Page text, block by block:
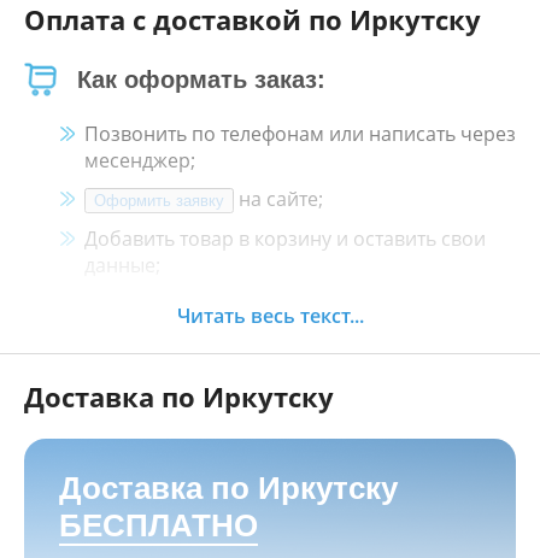
Оплата с доставкой по Иркутску
Как оформать заказ:
Позвонить по телефонам или написать через
месенджер;
Оформить заявку
на сайте;
Добавить товар в корзину и оставить свои
данные;
Менеджер свяжется с Вами в течение 30
Как оплатить:
Наличными, пластиковой картой, кредитной
картой и картой ХАЛВА в кассе нашего
магазина по адресуг. Иркутск, ул. Баррикад
24а, Мотосалон БАРС
Читать весь текст...
Доставка по Иркутску
Доставка по Иркутску
БЕСПЛАТНО